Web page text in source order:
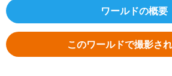
ワールドの概要
このワールドで撮影さ